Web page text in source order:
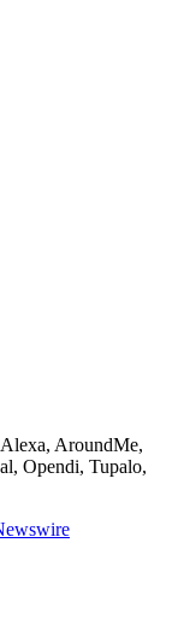
AroundMe,
Opendi, Tupalo,